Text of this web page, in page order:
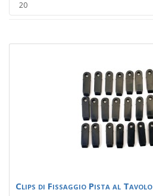
Clips di Fissaggio Pista al Tavolo